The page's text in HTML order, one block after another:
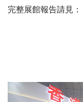
完整展館報告請見：